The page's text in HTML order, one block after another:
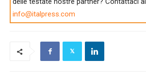
info@italpress.com